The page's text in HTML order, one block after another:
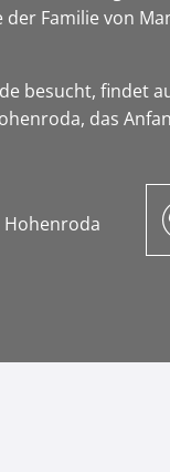
der Familie von
besucht, findet
das
Hohenroda